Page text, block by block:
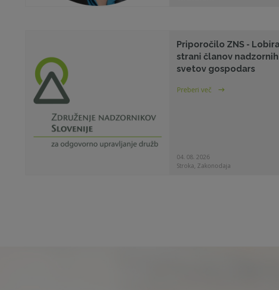
Priporočilo ZNS -
strani članov nadzornih
svetov gospodars
Preberi več
04. 08. 2026
Stroka, Zakonodaja